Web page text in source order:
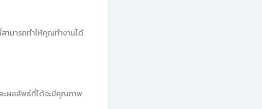
ามารถทำให้คุณทำงานได้
ะผลลัพธ์ที่ได้จะมีคุณภาพ